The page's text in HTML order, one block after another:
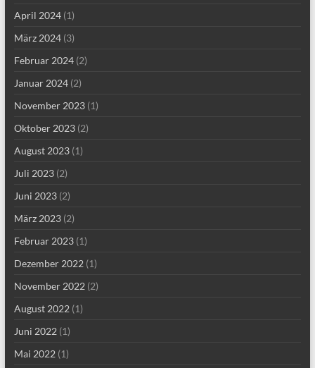
April 2024(1)
März 2024(3)
Februar 2024(2)
Januar 2024(2)
November 2023(1)
Oktober 2023(2)
August 2023(1)
Juli 2023(2)
Juni 2023(2)
März 2023(2)
Februar 2023(1)
Dezember 2022(1)
November 2022(2)
August 2022(1)
Juni 2022(1)
Mai 2022(1)